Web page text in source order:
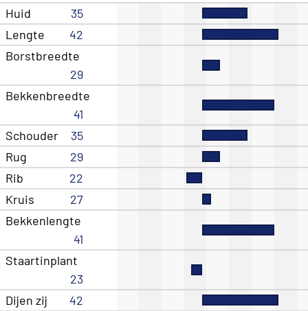
Huid
35
Lengte
42
Borstbreedte
29
Bekkenbreedte
41
Schouder
35
Rug
29
Rib
22
Kruis
27
Bekkenlengte
41
Staartinplant
23
Dijen zij
42